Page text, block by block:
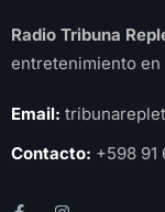
Radio Tribuna
entretenimiento en
Email:
Contacto: +598 91